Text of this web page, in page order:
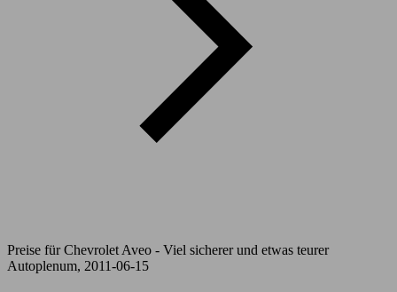
Preise für Chevrolet Aveo - Viel sicherer und etwas teurer
Autoplenum, 2011-06-15